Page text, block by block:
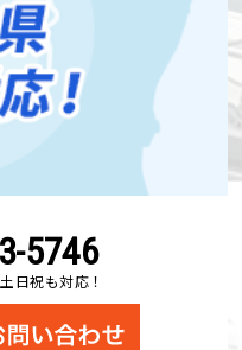
5746
日祝も対応！